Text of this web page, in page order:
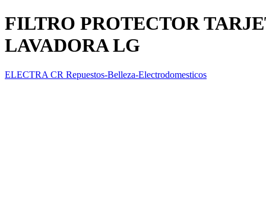
FILTRO PROTECTOR
LAVADORA LG
ELECTRA CR Repuestos-Belleza-Electrodomesticos